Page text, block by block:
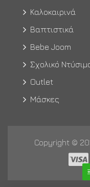
Καλοκαιρινά
Βαπτιστικά
Bebe Joom
Σχολικό
Outlet
Μάσκες
Copyright ©